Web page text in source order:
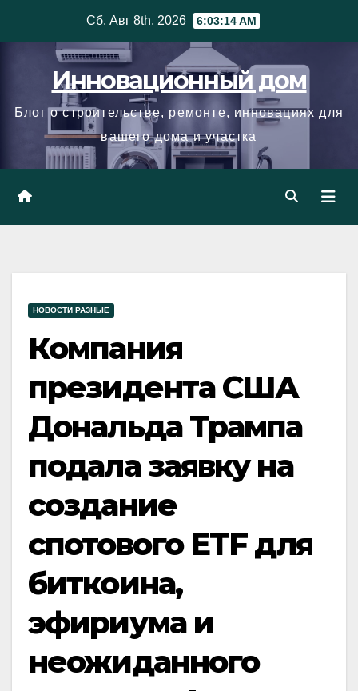
Сб. Авг 8th, 2026 6:03:15 AM
Инновационный дом
Блог о строительстве, ремонте, инновациях для
вашего дома и участка
НОВОСТИ РАЗНЫЕ
Компания
президента США
Дональда Трампа
подала заявку на
создание
спотового ETF для
биткоина,
эфириума и
неожиданного